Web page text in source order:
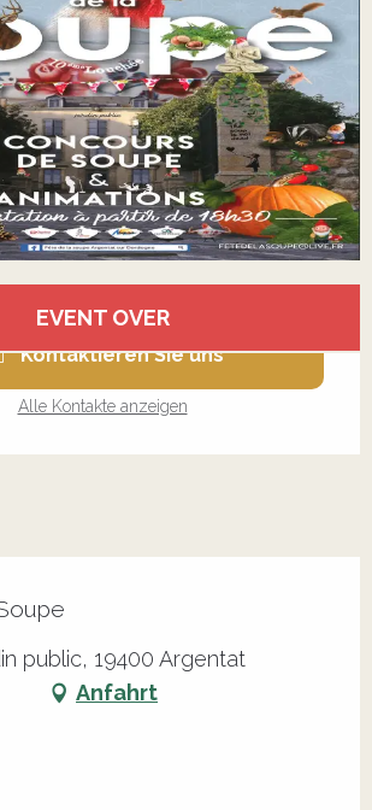
EVENT OVER
Kontaktieren Sie uns
Alle Kontakte anzeigen
public, 19400 Argentat
Anfahrt